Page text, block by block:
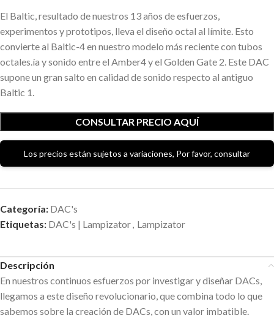
El Baltic, resultado de nuestros 13 años de esfuerzos,
experimentos y prototipos, lleva el diseño octal al límite. Esto
convierte al Baltic-4 en nuestro modelo más reciente con tubos
octales.ía y sonido entre el Amber4 y el Golden Gate 2. Este DAC
supone un gran salto en calidad de sonido respecto al antiguo
Baltic 1.
CONSULTAR PRECIO AQUÍ
Los precios están sujetos a variaciones, Por favor, consultar
Categoría: DAC's
Etiquetas: DAC's | Lampizator, Lampizator
Descripción
En nuestros continuos esfuerzos por investigar y diseñar DACs,
llegamos a este diseño revolucionario, que combina todo lo que
sabemos sobre la creación de DACs, con un valor imbatible.